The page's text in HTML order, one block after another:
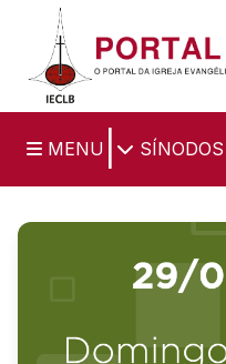
Ir para o conteúdo principal
MENU SÍNODOS